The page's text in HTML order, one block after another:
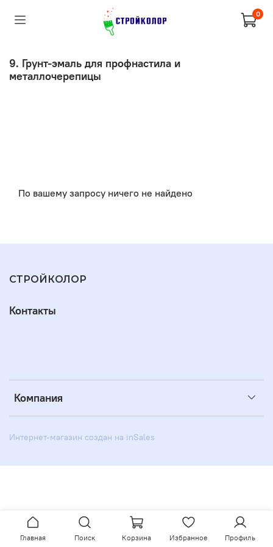
0
9. Грунт-эмаль для профнастила и
металлочерепицы
По вашему запросу ничего не найдено
СТРОЙКОЛОР
Компания
Контакты
Интернет-магазин создан на inSales
Главная Поиск Корзина Избранное Профиль